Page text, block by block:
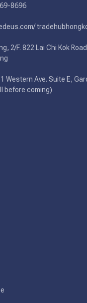
8696
2/F. 822 Lai Chi Kok
Western Ave. Suite E,
before coming)